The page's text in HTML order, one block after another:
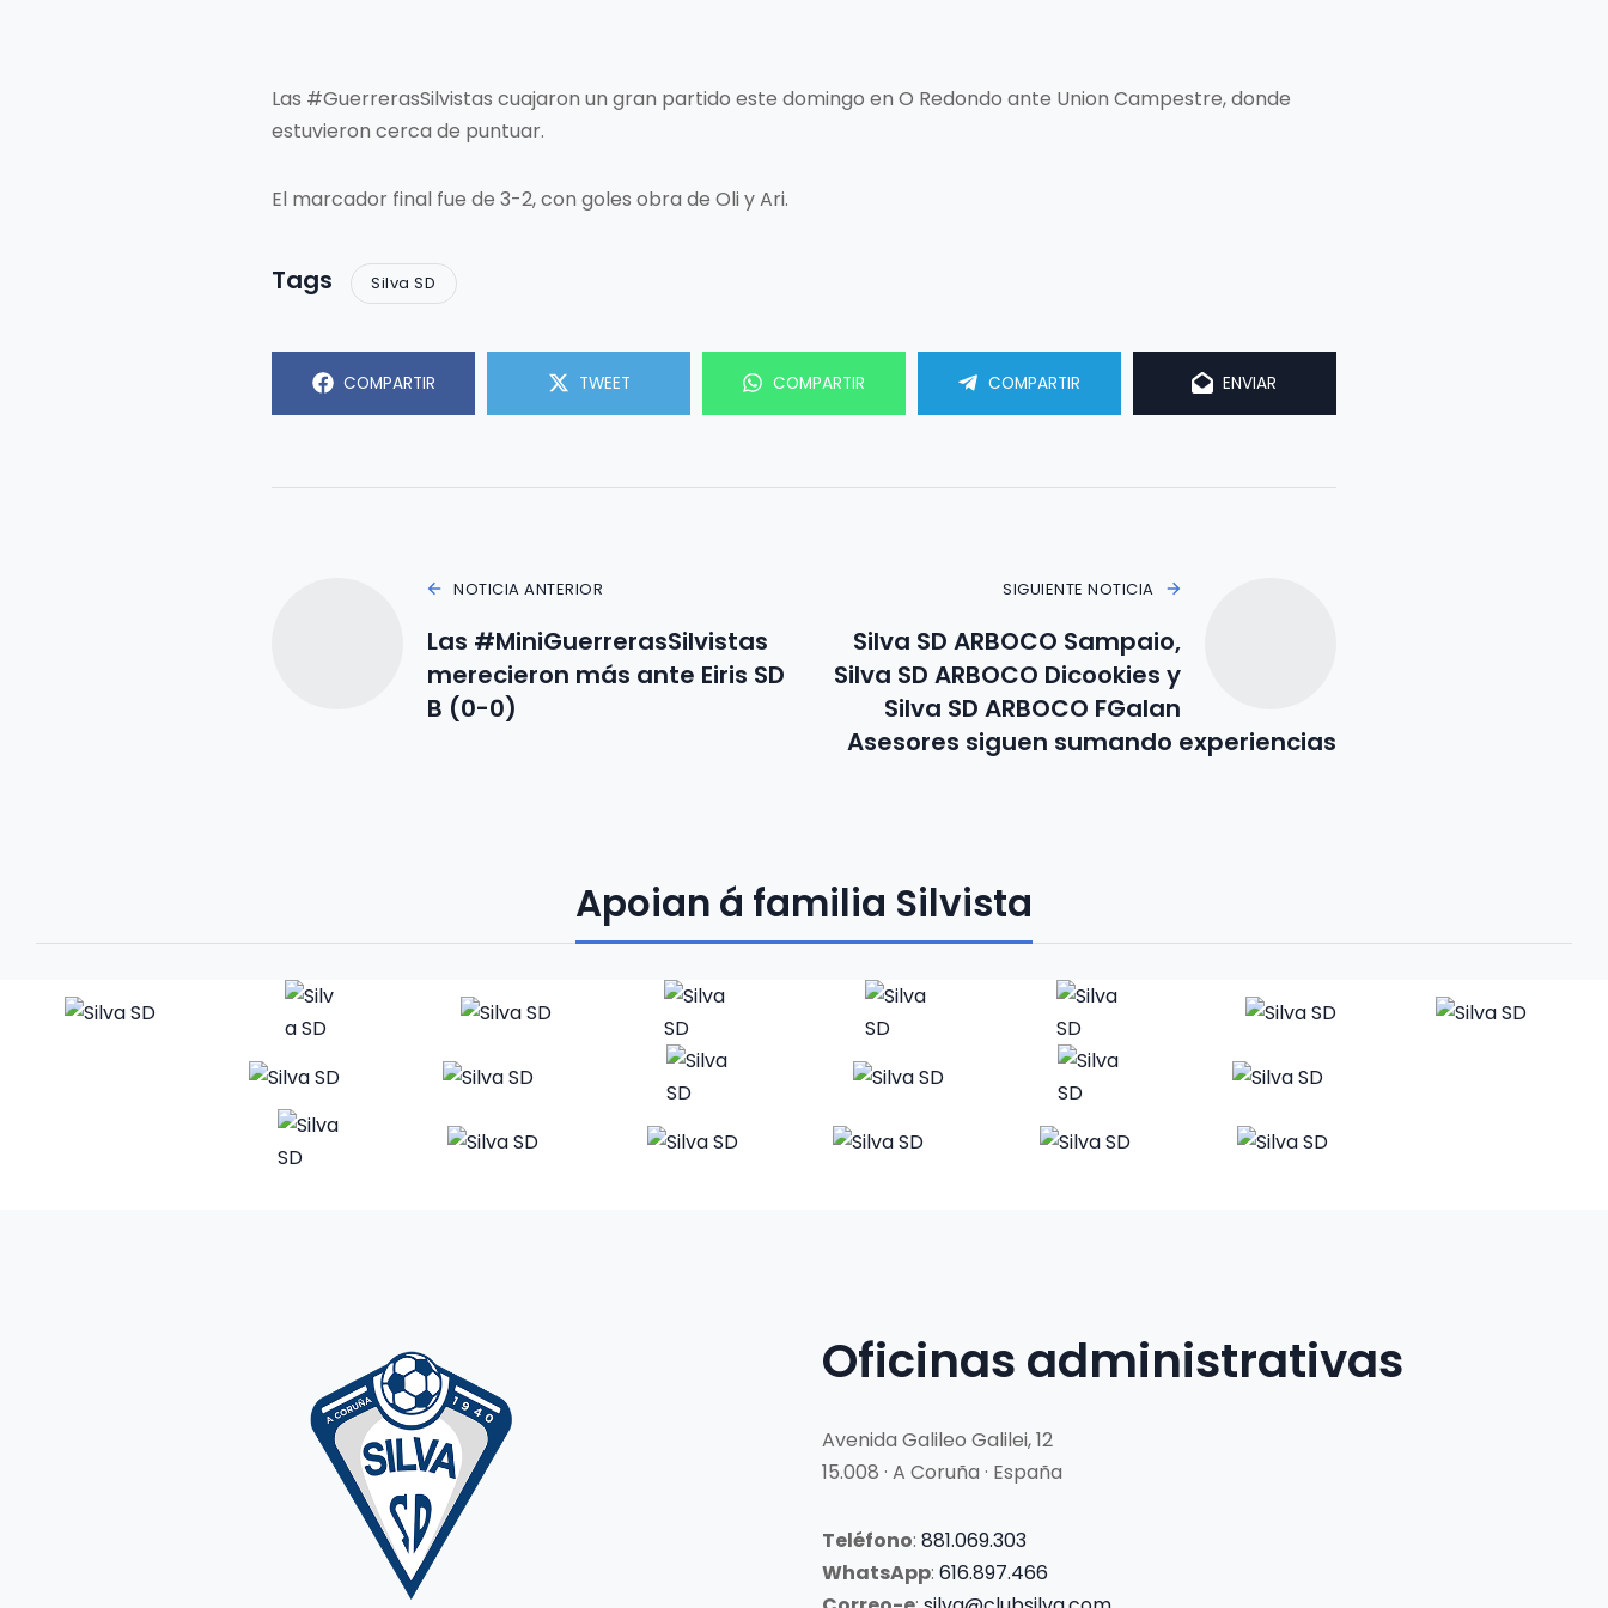
Las #GuerrerasSilvistas cuajaron un gran partido este domingo en O Redondo ante Union Campestre, donde
estuvieron cerca de puntuar.
El marcador final fue de 3-2, con goles obra de Oli y Ari.
Tags Silva SD
COMPARTIR TWEET COMPARTIR COMPARTIR ENVIAR
NOTICIA ANTERIOR
Las #MiniGuerrerasSilvistas
merecieron más ante Eiris SD
B (0-0)
SIGUIENTE NOTICIA
Silva SD ARBOCO Sampaio,
Silva SD ARBOCO Dicookies y
Silva SD ARBOCO FGalan
Asesores siguen sumando experiencias
Apoian á familia Silvista
Oficinas administrativas
Avenida Galileo Galilei, 12
15.008 · A Coruña · España
Teléfono: 881.069.303
WhatsApp: 616.897.466